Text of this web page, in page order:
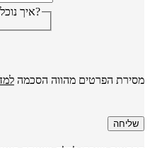
?איך נוכל
הפרטים מהווה הסכמה
שליחה